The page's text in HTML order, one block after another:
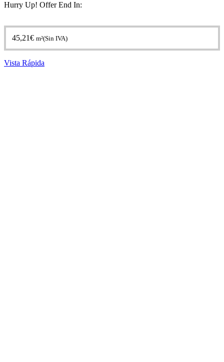
Hurry Up! Offer End In:
45,21€ m²(Sin IVA)
Vista Rápida